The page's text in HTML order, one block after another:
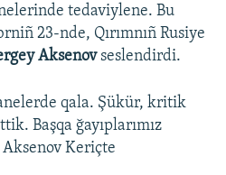
tedaviylene. Bu
23-nde, Qırımnıñ Rusiye
Aksenovseslendirdi.
qala. Şükür, kritik
Başqa ğayıplarımız
Keriçte